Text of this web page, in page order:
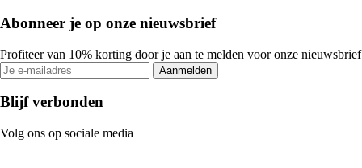
Abonneer je op onze nieuwsbrief
Profiteer van 10% korting door je aan te melden voor onze nieuwsbrief
Aanmelden
Blijf verbonden
Volg ons op sociale media